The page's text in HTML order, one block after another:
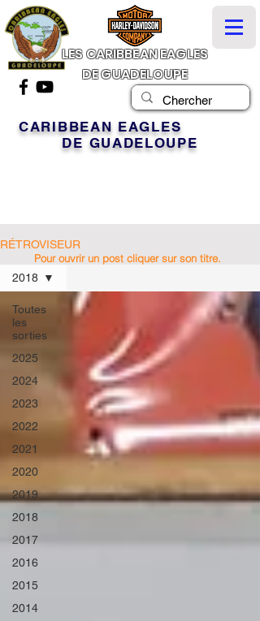
LES CARIBBEAN EAGLES
DE GUADELOUPE
CARIBBEAN EAGLES
DE GUADELOUPE
RÉTROVISEUR
Toutes
les
sorties
2025
2024
2023
2022
2021
2020
2019
2018
2017
2016
2015
2014
2018
Pour ouvrir un post cliquer sur son titre.